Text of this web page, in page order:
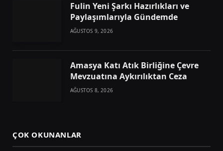
Fulin Yeni Şarkı Hazırlıkları ve
Paylaşımlarıyla Gündemde
AĞUSTOS 9, 2026
Amasya Katı Atık Birliğine Çevre
Mevzuatına Aykırılıktan Ceza
AĞUSTOS 8, 2026
ÇOK OKUNANLAR